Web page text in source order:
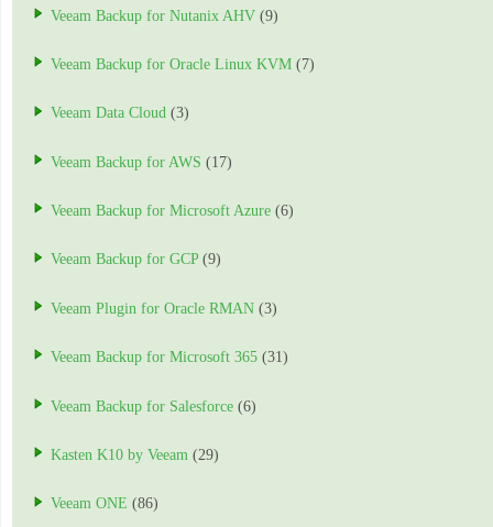
Veeam Backup for Nutanix AHV (9)
Veeam Backup for Oracle Linux KVM (7)
Veeam Data Cloud (3)
Veeam Backup for AWS (17)
Veeam Backup for Microsoft Azure (6)
Veeam Backup for GCP(9)
Veeam Plugin for Oracle RMAN (3)
Veeam Backup for Microsoft 365 (31)
Veeam Backup for Salesforce (6)
Kasten K10 by Veeam (29)
Veeam ONE (86)